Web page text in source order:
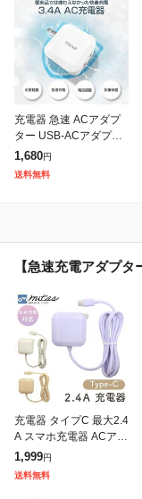
充電器 急速 ACアダプ
ター USB-ACアダプタ
2ポート 5V 3.4A USB
スマートIC 充電器 チャ
ージャー PSE
1,680円
送料無料
【急速充電アダプタ
充電器 タイプC 最大2.4
A スマホ充電器 ACアダ
プター Type-C Android
携帯充電器 ケーブル コ
ード 一体型
1,999円
送料無料